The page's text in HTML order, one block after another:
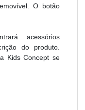
O botão
acessórios
do produto.
Kids Concept se